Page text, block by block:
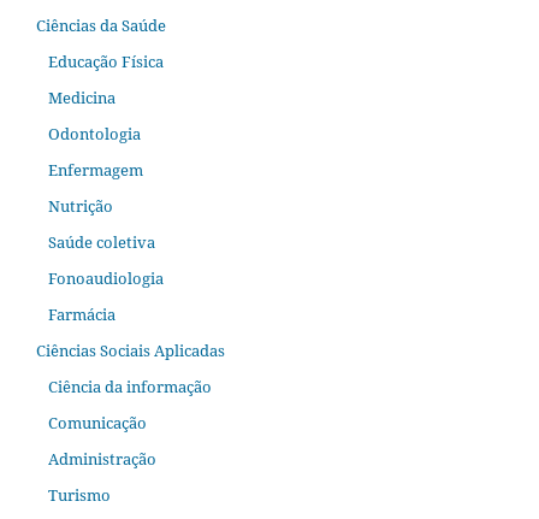
Ciências da Saúde
Educação Física
Medicina
Odontologia
Enfermagem
Nutrição
Saúde coletiva
Fonoaudiologia
Farmácia
Ciências Sociais Aplicadas
Ciência da informação
Comunicação
Administração
Turismo